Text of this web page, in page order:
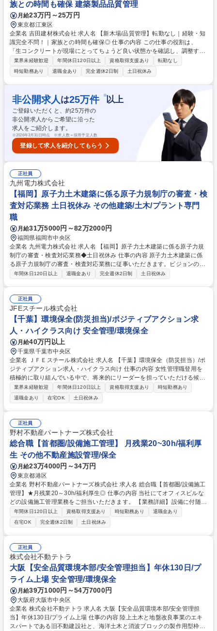
ポーツセンターでスキルを獲得＜年休120日＞
族との時間も確保 建築製品品質管理
月給23万円～25万円
東京都江東区
企業名 吉田建材株式会社 求人名 【新木場/品質管理】転勤なし｜経験・知
識完全不問！｜家族との時間も確保◎ 仕事の内容 この仕事の役割は、
「生コンクリートが現場にとってちょうど良い状態かを確認し、調整する
こと」まずは、先輩と一緒にできる基本の品質チェックからスタートしま
す。専門知識や品質管理の業務経験は不問です！ 【入社後】■生コンクリ
ートを専用容器に取り分け、状態をチェック ■粘り気（柔らかさ）や空気
の量などを測る品質試験 ■小さな検査用ブロック（テストピース）の作
成・管理 ■材料（砂・砂利）の簡単な試験のお手伝い どれも先輩が横で教
えながら一緒に作業するので、未経験でも問題ありません。真面目にコツ
コツ・黙々とお仕事出来る方は活躍できる環境です。 募集職種 【新木場/
品質管理】転勤なし｜経験・知識完全不問！｜家族との時間も確保◎
業界未経験歓迎 年間休日120日以上 資格取得支援あり
転勤なし
時短勤務あり
退職金あり 完全週休2日制 土日祝休み
非公開求人 は25万件 ※以上
ご登録いただくと、約25万件の
非公開求人からご希望に沿った
求人をご紹介します。
※2026年3月31日時点 ※求人数＝採用予定人数
登録して求人を紹介してもらう
正社員
九州電力株式会社
【福岡】原子力土木建築に係る原子力規制庁の審査・検
査対応業務 土日祝休み その他建築/土木/プラント専門
職
月給31万5000円～82万2000円
福岡県福岡市中央区
企業名 九州電力株式会社 求人名 【福岡】原子力土木建築に係る原子力規
制庁の審査・検査対応業務◆土日祝休み 仕事の内容 原子力土木建築に係
る原子力規制庁の審査・検査対応業務に従事いただきます。ビジョンの実
現に向け、カーボンマイナスや新事業への進出など、私たちと共に新たな
原子力規制庁の審査対応 ・原子力発電所工事に係る原子力規制庁の検査対
応 ■変更の範囲：会社の定める業務 募集職種 【福岡】原子力土木建築に
係る原子力規制庁の審査・検査対応業務◆土日祝休み
年間休日120日以上 退職金あり 完全週休2日制 土日祝休み
正社員
JFEスチール株式会社
【千葉】環境保全(防災担当)/ポジティブアクション求
人・ハイクラス向け 安全管理/環境保全
月給40万円以上
千葉県千葉市中央区
企業名 ＪＦＥスチール株式会社 求人名 【千葉】環境保全（防災担当）/ポ
ジティブアクション求人・ハイクラス向け 仕事の内容 女性管理職登用を
積極的に取り組んでいる中で、将来的にリーダーを担っていただける候補
者を募集します。主に製鉄所における防災関連の官公庁対応、災害予防、
防災訓練、設備改善立案～実行等を担当いただきます。 【業務例】防災に
関する法令（消防法、石災法、高圧ガス保安法など）対応、社内および協
定会社への是正指導、などが主業務です。製造プロセスにおける防災に貢
献する設備化検討への参画など、幅広くご活躍いただきます。※官公庁や
製造業、特に石油コンビナート地区にておいて、消防に関する業務経験が
ある方、消防設備の知識がある方、防災管理者、消防設備士、高圧ガス製
造保安責任者などの資格者は大歓迎です。 募集職種 【千葉】環境保全
（防災担当）/ポジティブアクション求人・ハイクラス向け
業界未経験歓迎 年間休日120日以上 資格取得支援あり
時短勤務あり
退職金あり
在宅OK 土日祝休み
正社員
野村不動産パートナーズ株式会社
総合職【首都圏/設備施工管理】 月残業20~30h/福利厚
生 その他不動産施設管理/保全
月給23万4000円～34万円
東京都港区
企業名 野村不動産パートナーズ株式会社 求人名 総合職【首都圏/設備施工
管理】★月残業20～30h/福利厚生◎ 仕事の内容 当社にてオフィスビルな
どの設備施工管理業務をご担当いただきます。 【業務詳細】設備に付随す
る施工管理業務全般 ★建物の設備工事（電気・空調・給排水・衛生・防災
設備など）が、品質・安全・工程・予算を守って完成するように現場を管
理する仕事です。 募集職種 総合職【首都圏/設備施工管理】★月残業20～
30h/福利厚生◎
年間休日120日以上 資格取得支援あり 時短勤務あり
退職金あり
在宅OK
完全週休2日制 土日祝休み
正社員
株式会社不動テトラ
大阪【安全品質環境本部/安全管理担当】年休130日/プ
ライム上場 安全管理/環境保全
月給39万1000円～54万7000円
大阪府大阪市中央区
企業名 株式会社不動テトラ 求人名 大阪【安全品質環境本部/安全管理担
当】年休130日/プライム上場 仕事の内容 陸上土木と地盤改良事業のエキ
スパートである旧不動建設社と、海洋土木と消波ブロックの製作用型枠賃